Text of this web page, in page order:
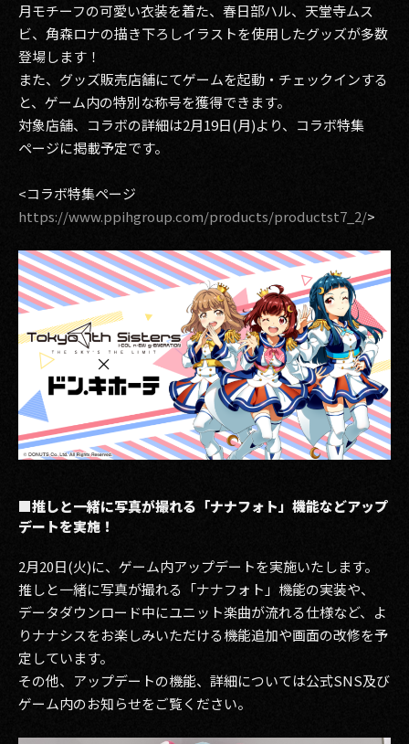
月モチーフの可愛い衣装を着た、春日部ハル、天堂寺ムス
ビ、角森ロナの描き下ろしイラストを使用したグッズが多数
登場します！
また、グッズ販売店舗にてゲームを起動・チェックインする
と、ゲーム内の特別な称号を獲得できます。
対象店舗、コラボの詳細は2月19日(月)より、コラボ特集
ページに掲載予定です。
<コラボ特集ページ
https://www.ppihgroup.com/products/productst7_2/>
■推しと一緒に写真が撮れる「ナナフォト」機能などアップ
デートを実施！
2月20日(火)に、ゲーム内アップデートを実施いたします。
推しと一緒に写真が撮れる「ナナフォト」機能の実装や、
データダウンロード中にユニット楽曲が流れる仕様など、よ
りナナシスをお楽しみいただける機能追加や画面の改修を予
定しています。
その他、アップデートの機能、詳細については公式SNS及び
ゲーム内のお知らせをご覧ください。